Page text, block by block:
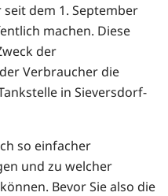
dem 1. September
machen. Diese
der
Verbraucher die
in Sieversdorf-
so einfacher
und zu welcher
können. Bevor Sie also die